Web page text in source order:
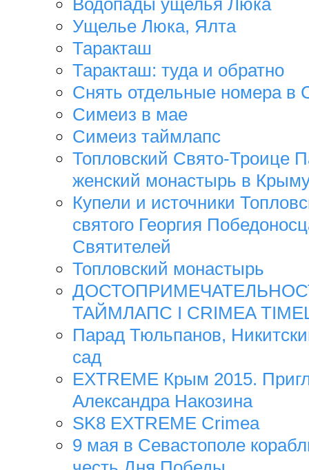
Ущелье Люка, Ялта
Таракташ
Таракташ: туда и обратно
Снять отдельные номера в
Симеиз в мае
Симеиз таймлапс
Топловский Свято-Троице
женский монастырь в
Купели и источники
святого Георгия
Святителей
Топловский монастырь
ТАЙМЛАПС Ӏ CRIMEA
Парад Тюльпанов,
сад
EXTREME Крым 2015.
Александра Накозина
SK8 EXTREME Crimea
9 мая в Севастополе